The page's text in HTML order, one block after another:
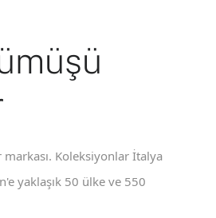
Koleksiyonlar İtalya
yaklaşık 50 ülke ve 550